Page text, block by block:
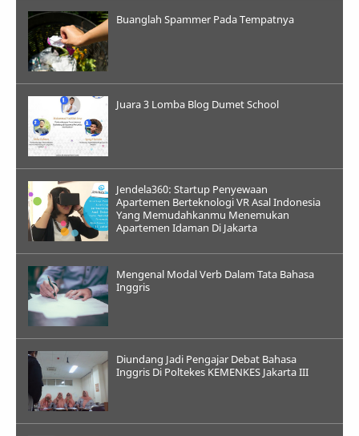
Buanglah Spammer Pada Tempatnya
Juara 3 Lomba Blog Dumet School
Jendela360: Startup Penyewaan
Apartemen Berteknologi VR Asal Indonesia
Yang Memudahkanmu Menemukan
Apartemen Idaman Di Jakarta
Mengenal Modal Verb Dalam Tata Bahasa
Inggris
Diundang Jadi Pengajar Debat Bahasa
Inggris Di Poltekes KEMENKES Jakarta III